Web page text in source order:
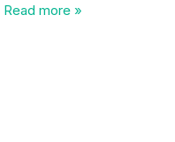
Read more »